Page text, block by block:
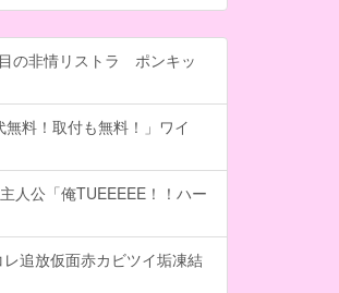
の非情リストラ ポンキッ
料！取付も無料！」ワイ
公「俺TUEEEEE！！ハー
追放仮面赤カビツイ垢凍結